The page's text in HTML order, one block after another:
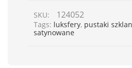
SKU: 124052
Tags: luksfery, pustaki
satynowane